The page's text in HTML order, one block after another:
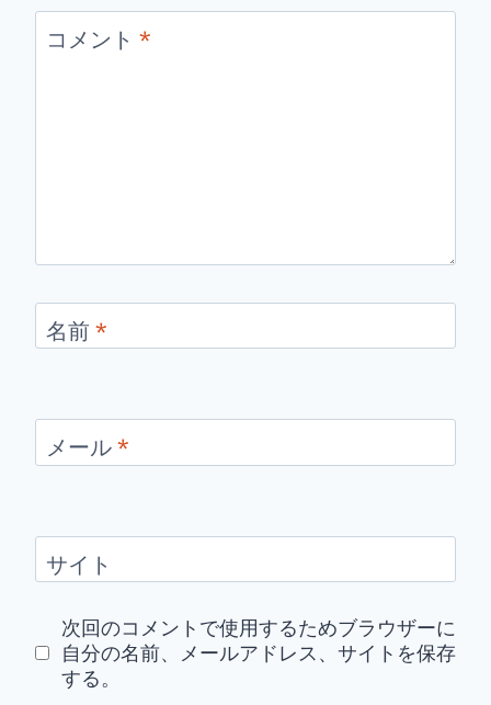
コメント *
名前 *
メール *
サイト
次回のコメントで使用するためブラウザーに
自分の名前、メールアドレス、サイトを保存
する。